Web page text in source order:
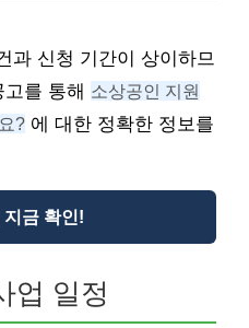
과 신청 기간이 상이하므
를 통해 소상공인 지원
? 에 대한 정확한 정보를
지금 확인!
업 일정